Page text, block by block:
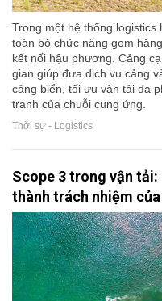
Trong một hệ thống logistics
toàn bộ chức năng gom
kết nối hậu phương. Cảng
gian giúp đưa dịch vụ cảng
cảng biển, tối ưu vận tải đa
tranh của chuỗi cung ứng.
Thời sự - Logistics
Scope 3 trong vận
thành trách nhiệm